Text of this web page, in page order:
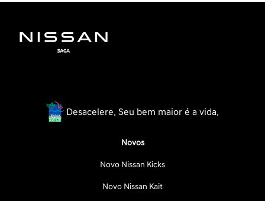
Desacelere. Seu bem maior é a vida.
Novos
Novo Nissan Kicks
Novo Nissan Kait